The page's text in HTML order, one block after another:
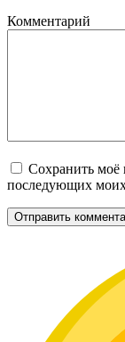
Комментарий
Сохранить моё
последующих